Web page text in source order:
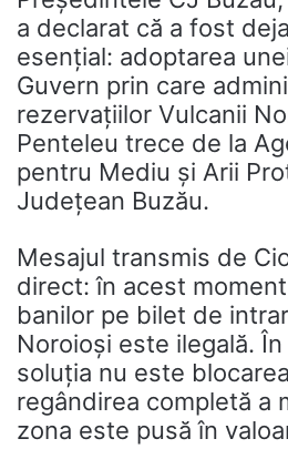
a declarat că a fost
esențial: adoptarea
Guvern prin care
rezervațiilor Vulcanii
Penteleu trece de la
pentru Mediu și Arii
Județean Buzău.
Mesajul transmis de
direct: în acest
banilor pe bilet de
Noroioși este ilegală.
soluția nu este
regândirea completă a
zona este pusă în